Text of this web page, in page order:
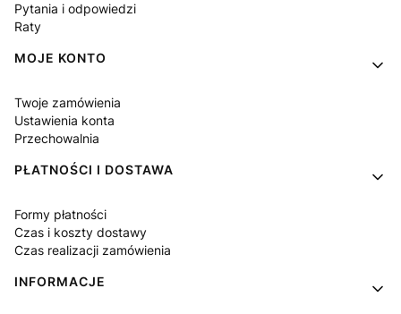
Pytania i odpowiedzi
Raty
MOJE KONTO
Twoje zamówienia
Ustawienia konta
Przechowalnia
PŁATNOŚCI I DOSTAWA
Formy płatności
Czas i koszty dostawy
Czas realizacji zamówienia
INFORMACJE